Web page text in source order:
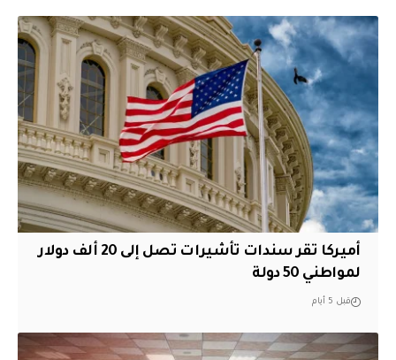
أميركا تقر سندات تأشيرات تصل إلى 20 ألف دولار
لمواطني 50 دولة
قبل 5 أيام